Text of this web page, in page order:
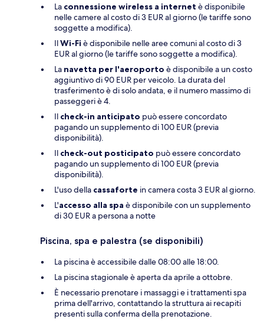
La connessione wireless a internet è disponibile
nelle camere al costo di 3 EUR al giorno (le tariffe sono
soggette a modifica).
IlWi-Fi è disponibile nelle aree comuni al costo di 3
EUR al giorno (le tariffe sono soggette a modifica).
La navetta per l'aeroporto è disponibile a un costo
aggiuntivo di 90 EUR per veicolo. La durata del
trasferimento è di solo andata, e il numero massimo di
passeggeri è 4.
Il check-in anticipato può essere concordato
pagando un supplemento di 100 EUR (previa
disponibilità).
Il check-out posticipato può essere concordato
pagando un supplemento di 100 EUR (previa
disponibilità).
L'uso della cassaforte in camera costa 3 EUR al giorno.
L'accesso alla spa è disponibile con un supplemento
di 30 EUR a persona a notte
Piscina, spa e palestra (se disponibili)
La piscina è accessibile dalle 08:00 alle 18:00.
La piscina stagionale è aperta da aprile a ottobre.
È necessario prenotare i massaggi e i trattamenti spa
prima dell'arrivo, contattando la struttura ai recapiti
presenti sulla conferma della prenotazione.